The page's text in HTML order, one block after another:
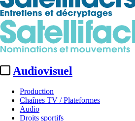
Audiovisuel
Production
Chaînes TV / Plateformes
Audio
Droits sportifs